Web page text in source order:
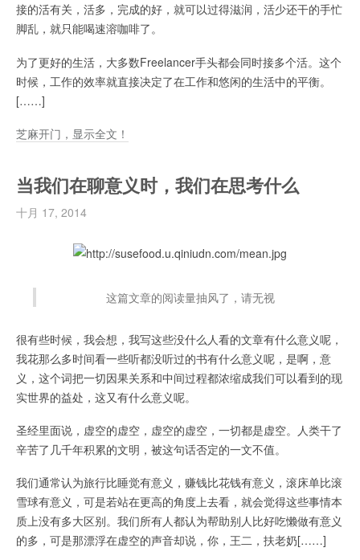
接的活有关，活多，完成的好，就可以过得滋润，活少还干的手忙
脚乱，就只能喝速溶咖啡了。
为了更好的生活，大多数Freelancer手头都会同时接多个活。这个
时候，工作的效率就直接决定了在工作和悠闲的生活中的平衡。
[……]
芝麻开门，显示全文！
当我们在聊意义时，我们在思考什么
十月 17, 2014
这篇文章的阅读量抽风了，请无视
很有些时候，我会想，我写这些没什么人看的文章有什么意义呢，
我花那么多时间看一些听都没听过的书有什么意义呢，是啊，意
义，这个词把一切因果关系和中间过程都浓缩成我们可以看到的现
实世界的益处，这又有什么意义呢。
圣经里面说，虚空的虚空，虚空的虚空，一切都是虚空。人类干了
辛苦了几千年积累的文明，被这句话否定的一文不值。
我们通常认为旅行比睡觉有意义，赚钱比花钱有意义，滚床单比滚
雪球有意义，可是若站在更高的角度上去看，就会觉得这些事情本
质上没有多大区别。我们所有人都认为帮助别人比好吃懒做有意义
的多，可是那漂浮在虚空的声音却说，你，王二，扶老奶[……]